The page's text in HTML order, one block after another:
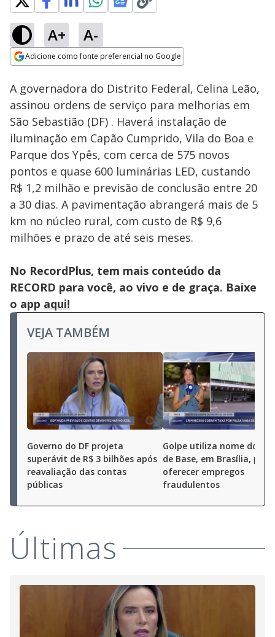
A+ A-
Adicione como fonte preferencial no Google
Ativar
Loaded
63.18%
A governadora do Distrito Federal, Celina Leão,
assinou ordens de serviço para melhorias em
São Sebastião (DF) . Haverá instalação de
iluminação em Capão Cumprido, Vila do Boa e
Parque dos Ypês, com cerca de 575 novos
pontos e quase 600 luminárias LED, custando
R$ 1,2 milhão e previsão de conclusão entre 20
a 30 dias. A pavimentação abrangerá mais de 5
km no núcleo rural, com custo de R$ 9,6
milhões e prazo de até seis meses.
No RecordPlus, tem mais conteúdo da
RECORD para você, ao vivo e de graça. Baixe
o app aqui!
VEJA TAMBÉM
Governo do DF projeta
superávit de R$ 3 bilhões após
reavaliação das contas
públicas
Golpe utiliza nome do
de Base, em Brasília, para
oferecer empregos
fraudulentos
Últimas